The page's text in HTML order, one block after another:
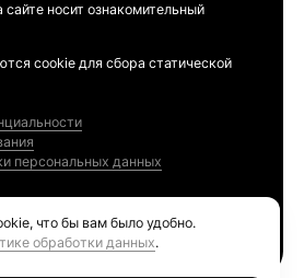
сайте носит ознакомительный
cookie для сбора статической
персональных данных
что бы вам было удобно.
обработки данных.